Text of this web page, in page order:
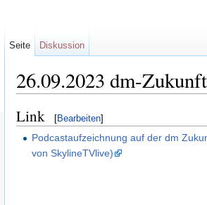
26.09.2023 dm-
Link [Bearbeiten]
Podcastaufzeichnung auf der dm
von SkylineTVlive)
Seite Diskussion